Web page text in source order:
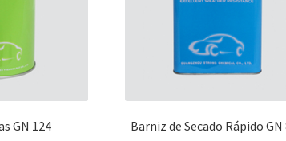
GN 124 Barniz de Secado Rápido GN